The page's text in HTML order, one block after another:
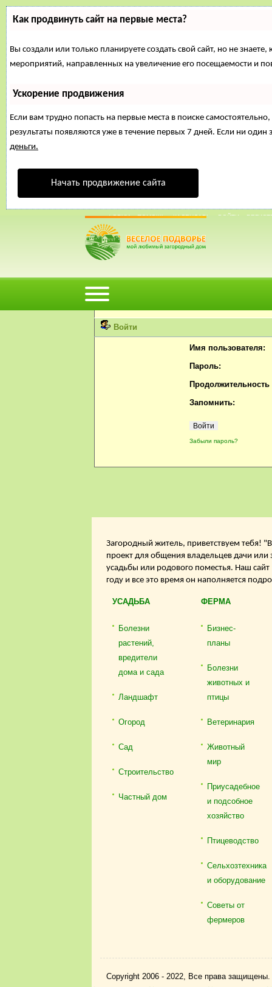
Как продвинуть сайт на первые места?
Вы создали или только планируете создать свой сайт, но не
мероприятий, направленных на увеличение его посещаемости и
Ускорение продвижения
Если вам трудно попасть на первые места в поиске
результаты появляются уже в течение первых 7 дней. Если ни один
деньги.
Начать продвижение сайта
16 Март, 2015, 17:51:53
ФОРУМ ПОМОЩЬ КАЛЕНДАРЬ ВОЙТИ
Внимание!
Вы не можете просматривать профили
Пожалуйста, войдите или
Войти
Имя пользователя:
Пароль:
Продолжительность
Запомнить:
Забыли пароль?
Загородный житель, приветствуем тебя!
проект для общения владельцев дачи или
усадьбы или родового поместья. Наш
году и все это время он наполняется
УСАДЬБА
Болезни
растений,
вредители
дома и сада
Ландшафт
Огород
Сад
Строительство
Частный дом
ФЕРМА
Бизнес-
планы
Болезни
животных и
птицы
Ветеринария
Животный
мир
Приусадебное
и подсобное
хозяйство
Птицеводство
Сельхозтехника
и оборудование
Советы от
фермеров
Copyright 2006 - 2022, Все права защищены.